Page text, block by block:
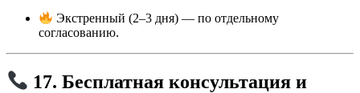
Экстренный (2–3 дня) — по отдельному
согласованию.
17. Бесплатная консультация и